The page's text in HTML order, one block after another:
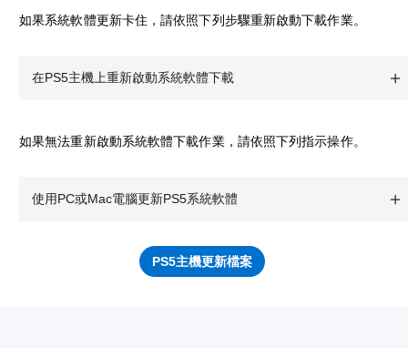
如果系統軟體更新卡住，請依照下列步驟重新啟動下載作業。
在PS5主機上重新啟動系統軟體下載
如果無法重新啟動系統軟體下載作業，請依照下列指示操作。
使用PC或Mac電腦更新PS5系統軟體
PS5主機更新檔案